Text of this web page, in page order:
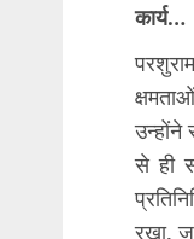
कार्य…
उन्होंने
से ही
रखा,